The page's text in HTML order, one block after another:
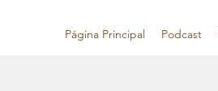
Página Principal Podcast